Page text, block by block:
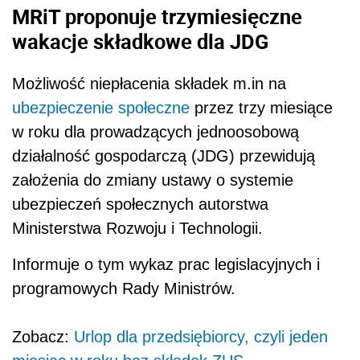
MRiT proponuje trzymiesięczne
wakacje składkowe dla JDG
Możliwość niepłacenia składek m.in na
ubezpieczenie społeczne przez trzy miesiące
w roku dla prowadzących jednoosobową
działalność gospodarczą (JDG) przewidują
założenia do zmiany ustawy o systemie
ubezpieczeń społecznych autorstwa
Ministerstwa Rozwoju i Technologii.
Informuje o tym wykaz prac legislacyjnych i
programowych Rady Ministrów.
Zobacz: Urlop dla przedsiębiorcy, czyli jeden